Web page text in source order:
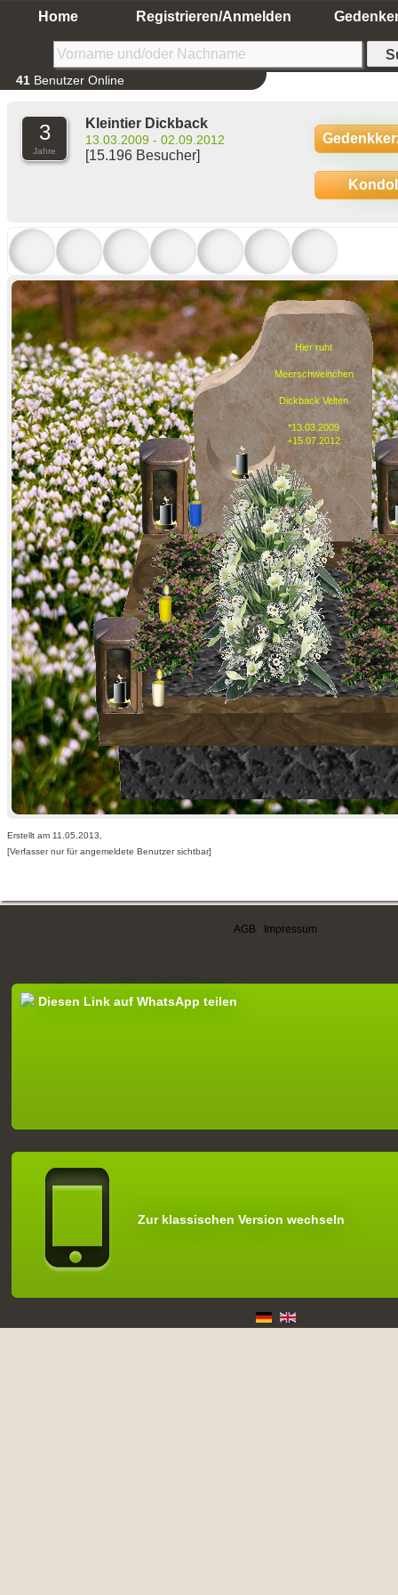
Home Registrieren/Anmelden
41 Benutzer Online
3
Jahre
Kleintier Dickback
13.03.2009 - 02.09.2012
[15.196 Besucher]
Hier ruht
Meerschweinchen
Dickback Velten
*13.03.2009
+15.07.2012
Erstellt am 11.05.2013,
[Verfasser nur für angemeldete Benutzer sichtbar]
AGB Impressum
Diesen Link auf WhatsApp teilen
Zur klassischen Version wechseln